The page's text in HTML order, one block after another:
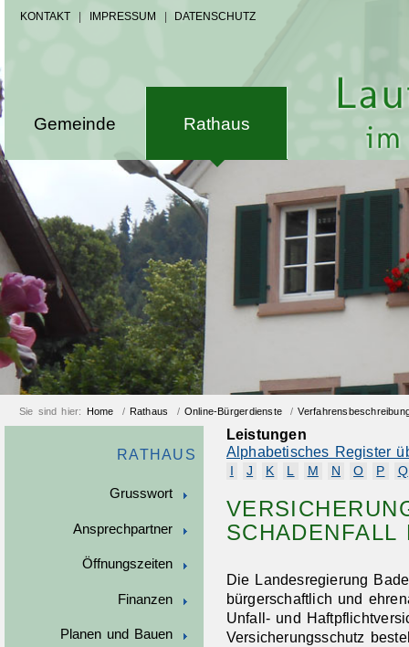
KONTAKT IMPRESSUM DATENSCHUTZ
Gemeinde Rathaus
Sie sind hier: Home / Rathaus / Online-Bürgerdienste /
RATHAUS
Grusswort
Ansprechpartner
Öffnungszeiten
Finanzen
Planen und Bauen
Leistungen
Alphabetisches Register
J K L M N O P Q
SCHADENFALL
Die Landesregierung
bürgerschaftlich und
Unfall- und
Versicherungsschutz